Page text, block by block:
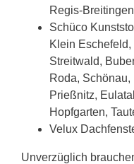
Regis-
Schüco
Klein
Streitwald,
Roda, Schönau,
Prießnitz,
Hopfgarten,
Velux
Unverzüglich